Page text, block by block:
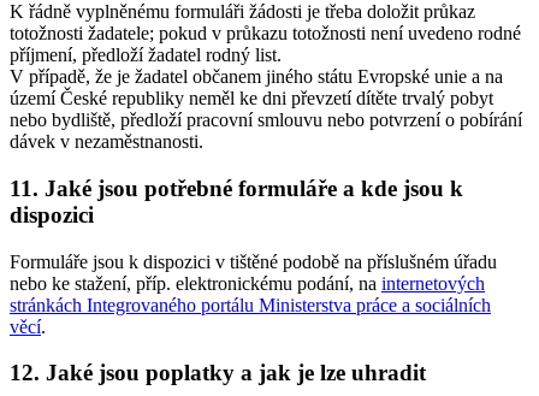
K řádně vyplněnému formuláři žádosti je třeba doložit průkaz
totožnosti žadatele; pokud v průkazu totožnosti není uvedeno rodné
příjmení, předloží žadatel rodný list.
V případě, že je žadatel občanem jiného státu Evropské unie a na
území České republiky neměl ke dni převzetí dítěte trvalý pobyt
nebo bydliště, předloží pracovní smlouvu nebo potvrzení o pobírání
dávek v nezaměstnanosti.
11. Jaké jsou potřebné formuláře a kde jsou k
dispozici
Formuláře jsou k dispozici v tištěné podobě na příslušném úřadu
nebo ke stažení, příp. elektronickému podání, na internetových
stránkách Integrovaného portálu Ministerstva práce a sociálních
věcí.
12. Jaké jsou poplatky a jak je lze uhradit